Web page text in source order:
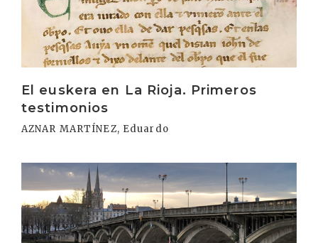
El euskera en La Rioja. Primeros
testimonios
AZNAR MARTÍNEZ, Eduardo
Irakurri